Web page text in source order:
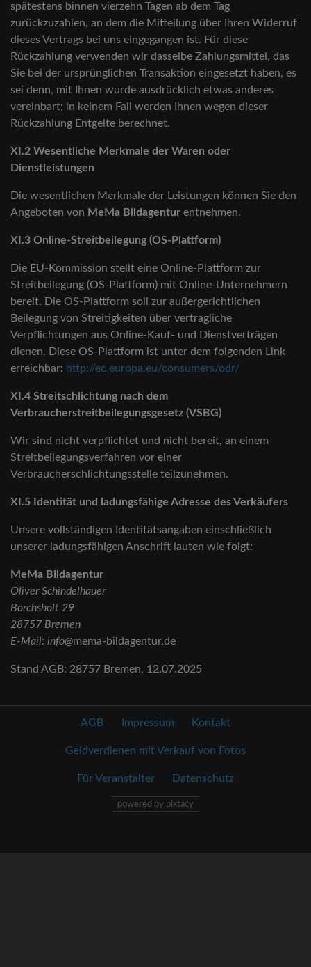
spätestens binnen vierzehn Tagen ab dem Tag
zurückzuzahlen, an dem die Mitteilung über Ihren Widerruf
dieses Vertrags bei uns eingegangen ist. Für diese
Rückzahlung verwenden wir dasselbe Zahlungsmittel, das
Sie bei der ursprünglichen Transaktion eingesetzt haben, es
sei denn, mit Ihnen wurde ausdrücklich etwas anderes
vereinbart; in keinem Fall werden Ihnen wegen dieser
Rückzahlung Entgelte berechnet.
XI.2 Wesentliche Merkmale der Waren oder
Dienstleistungen
Die wesentlichen Merkmale der Leistungen können Sie den
Angeboten von MeMa Bildagentur entnehmen.
XI.3 Online-Streitbeilegung (OS-Plattform)
Die EU-Kommission stellt eine Online-Plattform zur
Streitbeilegung (OS-Plattform) mit Online-Unternehmern
bereit. Die OS-Plattform soll zur außergerichtlichen
Beilegung von Streitigkeiten über vertragliche
Verpflichtungen aus Online-Kauf- und Dienstverträgen
dienen. Diese OS-Plattform ist unter dem folgenden Link
erreichbar: http://ec.europa.eu/consumers/odr/
XI.4 Streitschlichtung nach dem
Verbraucherstreitbeilegungsgesetz (VSBG)
Wir sind nicht verpflichtet und nicht bereit, an einem
Streitbeilegungsverfahren vor einer
Verbraucherschlichtungsstelle teilzunehmen.
XI.5 Identität und ladungsfähige Adresse des Verkäufers
Unsere vollständigen Identitätsangaben einschließlich
unserer ladungsfähigen Anschrift lauten wie folgt:
MeMa Bildagentur
Oliver Schindelhauer
Borchsholt 29
28757 Bremen
E-Mail: info@mema-bildagentur.de
Stand AGB: 28757 Bremen, 12.07.2025
AGB Impressum Kontakt
Geldverdienen mit Verkauf von Fotos
Für Veranstalter Datenschutz
powered by pixtacy